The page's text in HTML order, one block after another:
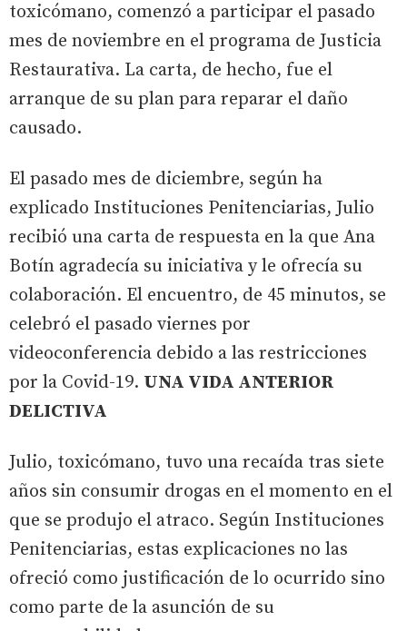
toxicómano, comenzó a participar el pasado
mes de noviembre en el programa de Justicia
Restaurativa. La carta, de hecho, fue el
arranque de su plan para reparar el daño
causado.
El pasado mes de diciembre, según ha
explicado Instituciones Penitenciarias, Julio
recibió una carta de respuesta en la que Ana
Botín agradecía su iniciativa y le ofrecía su
colaboración. El encuentro, de 45 minutos, se
celebró el pasado viernes por
videoconferencia debido a las restricciones
por la Covid-19. UNA VIDA ANTERIOR
DELICTIVA
Julio, toxicómano, tuvo una recaída tras siete
años sin consumir drogas en el momento en el
que se produjo el atraco. Según Instituciones
Penitenciarias, estas explicaciones no las
ofreció como justificación de lo ocurrido sino
como parte de la asunción de su